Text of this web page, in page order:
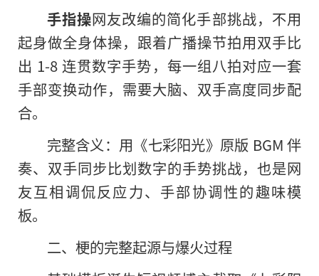
手指操网友改编的简化手部挑战，不用
起身做全身体操，跟着广播操节拍用双手比
出 1-8 连贯数字手势，每一组八拍对应一套
手部变换动作，需要大脑、双手高度同步配
合。
完整含义：用《七彩阳光》原版 BGM 伴
奏、双手同步比划数字的手势挑战，也是网
友互相调侃反应力、手部协调性的趣味模
板。
二、梗的完整起源与爆火过程